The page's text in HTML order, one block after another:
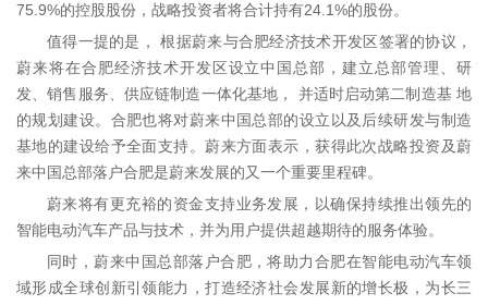
75.9%的控股股份，战略投资者将合计持有24.1%的股份。
值得一提的是， 根据蔚来与合肥经济技术开发区签署的协议，
蔚来将在合肥经济技术开发区设立中国总部，建立总部管理、研
发、销售服务、供应链制造一体化基地， 并适时启动第二制造基 地
的规划建设。合肥也将对蔚来中国总部的设立以及后续研发与制造
基地的建设给予全面支持。蔚来方面表示，获得此次战略投资及蔚
来中国总部落户合肥是蔚来发展的又一个重要里程碑。
蔚来将有更充裕的资金支持业务发展，以确保持续推出领先的
智能电动汽车产品与技术，并为用户提供超越期待的服务体验。
同时，蔚来中国总部落户合肥，将助力合肥在智能电动汽车领
域形成全球创新引领能力，打造经济社会发展新的增长极，为长三